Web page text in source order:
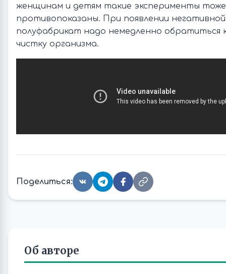
женщинам и детям такие эксперименты тоже
противопоказаны. При появлении
полуфабрикат надо немедленно обратиться
чистку организма.
Поделиться:
Об авторе